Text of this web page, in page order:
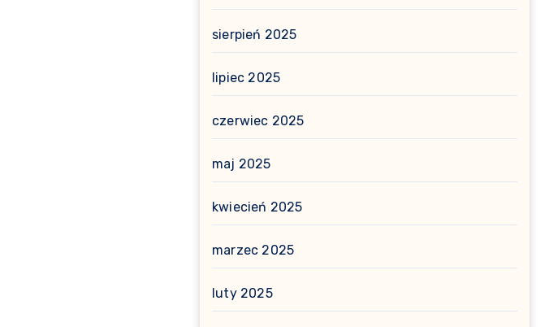
sierpień 2025
lipiec 2025
czerwiec 2025
maj 2025
kwiecień 2025
marzec 2025
luty 2025